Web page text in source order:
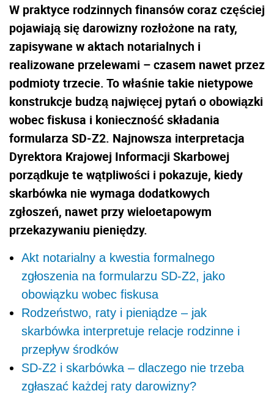
W praktyce rodzinnych finansów coraz częściej
pojawiają się darowizny rozłożone na raty,
zapisywane w aktach notarialnych i
realizowane przelewami – czasem nawet przez
podmioty trzecie. To właśnie takie nietypowe
konstrukcje budzą najwięcej pytań o obowiązki
wobec fiskusa i konieczność składania
formularza SD-Z2. Najnowsza interpretacja
Dyrektora Krajowej Informacji Skarbowej
porządkuje te wątpliwości i pokazuje, kiedy
skarbówka nie wymaga dodatkowych
zgłoszeń, nawet przy wieloetapowym
przekazywaniu pieniędzy.
Akt notarialny a kwestia formalnego
zgłoszenia na formularzu SD-Z2, jako
obowiązku wobec fiskusa
Rodzeństwo, raty i pieniądze – jak
skarbówka interpretuje relacje rodzinne i
przepływ środków
SD-Z2 i skarbówka – dlaczego nie trzeba
zgłaszać każdej raty darowizny?